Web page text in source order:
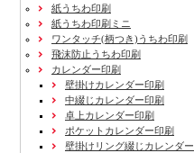
紙うちわ印刷
紙うちわ印刷ミニ
ワンタッチ(柄つき)うちわ印刷
飛沫防止うちわ印刷
カレンダー印刷
壁掛けカレンダー印刷
中綴じカレンダー印刷
卓上カレンダー印刷
ポケットカレンダー印刷
壁掛けリング綴じカレンダー